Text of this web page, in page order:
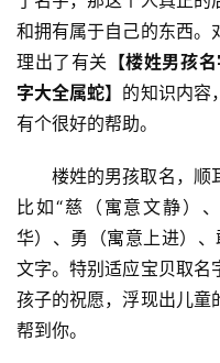
首
页
起
名
男
孩
起
和拥有属于自己的东西。
理出了有关 【楼姓男孩
字大全属蛇】 的知识内容
有个很好的帮助。
楼姓的男孩取名，顺
比如“慈（寓意文静）
华）、勇（寓意上进）
文字。特别适应宝贝取名
孩子的祝愿，浮现出儿童
帮到你。